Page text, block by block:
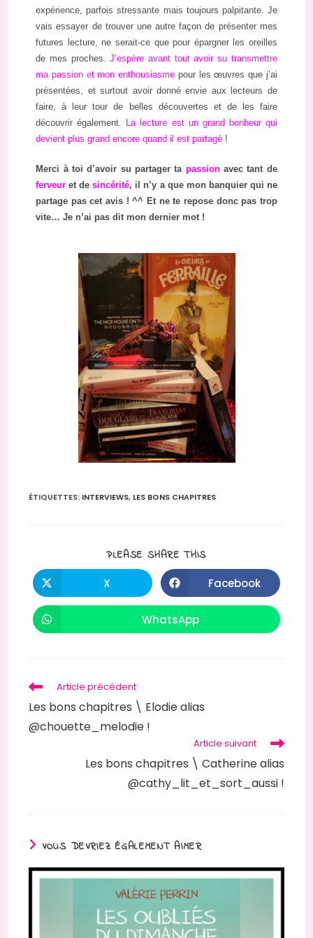
expérience, parfois stressante mais toujours palpitante. Je
vais essayer de trouver une autre façon de présenter mes
futures lecture, ne serait-ce que pour épargner les oreilles
de mes proches.J’espère avant tout avoir su transmettre
ma passion et mon enthousiasme pour les œuvres que j’ai
présentées, et surtout avoir donné envie aux lecteurs de
faire, à leur tour de belles découvertes et de les faire
découvrir également. La lecture est un grand bonheur qui
devient plus grand encore quand il est partagé !
Merci à toi d’avoir su partager ta passionavec tant de
ferveur et desincérité, il n’y a que mon banquier qui ne
partage pas cet avis ! ^^ Et ne te repose donc pas trop
vite… Je n’ai pas dit mon dernier mot !
ÉTIQUETTES: INTERVIEWS, LES BONS CHAPITRES
PLEASE SHARE THIS
X
Facebook
WhatsApp
Article précédent
Les bons chapitres \ Elodie alias
@chouette_melodie !
Article suivant
Les bons chapitres \ Catherine alias
@cathy_lit_et_sort_aussi !
VOUS DEVRIEZ ÉGALEMENT AIMER